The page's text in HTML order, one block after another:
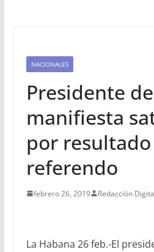
NACIONALES
Presidente
manifiesta
por
referendo
febrero 26, 2019 Redacción
La Habana 26 feb.-El